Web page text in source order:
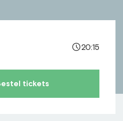
20:15
tickets